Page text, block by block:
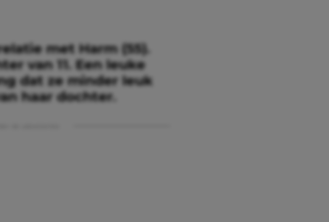
met Harm (55).
van 11. Een leuke
dat ze minder leuk
haar dochter.